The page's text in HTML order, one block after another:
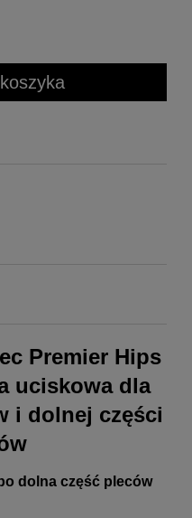
Premier Hips
uciskowa dla
i dolnej części
dolna część pleców